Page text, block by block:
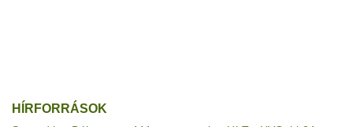
HÍRFORRÁSOK